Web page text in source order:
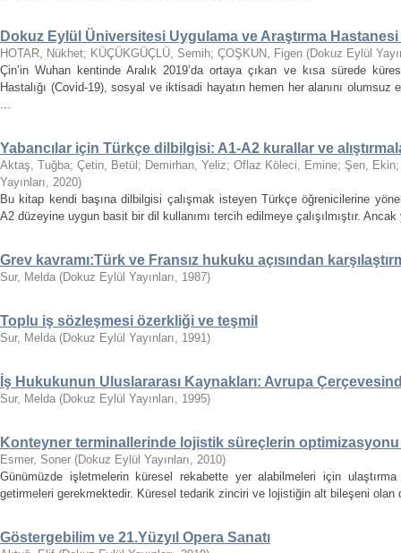
Dokuz Eylül Üniversitesi Uygulama ve Araştırma
HOTAR, Nükhet; KÜÇÜKGÜÇLÜ, Semih; ÇOŞKUN, Figen (Dokuz Eylül
Çin’in Wuhan kentinde Aralık 2019’da ortaya çıkan ve kısa sürede
Hastalığı (Covid-19), sosyal ve iktisadi hayatın hemen her alanını
...
Yabancılar için Türkçe dilbilgisi: A1-A2 kurallar ve
Aktaş, Tuğba; Çetin, Betül ; Demirhan, Yeliz; Oflaz Köleci, Emine; Şen, Ekin
Yayınları, 2020)
Bu kitap kendi başına dilbilgisi çalışmak isteyen Türkçe öğrenicilerine
A2 düzeyine uygun basit bir dil kullanımı tercih edilmeye çalışılmıştır.
Grev kavramı:Türk ve Fransız hukuku açısından
Sur, Melda (Dokuz Eylül Yayınları, 1987)
Toplu iş sözleşmesi özerkliği ve teşmil
Sur, Melda (Dokuz Eylül Yayınları, 1991)
İş Hukukunun Uluslararası Kaynakları: Avrupa
Sur, Melda (Dokuz Eylül Yayınları, 1995)
Konteyner terminallerinde lojistik süreçlerin
Esmer, Soner (Dokuz Eylül Yayınları, 2010)
Günümüzde işletmelerin küresel rekabette yer alabilmeleri için
getirmeleri gerekmektedir. Küresel tedarik zinciri ve lojistiğin alt bileşeni olan
Göstergebilim ve 21.Yüzyıl Opera Sanatı